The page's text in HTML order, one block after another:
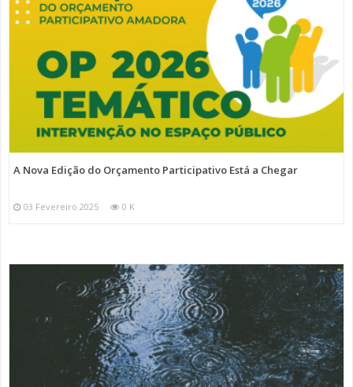
A Nova Edição do Orçamento Participativo Está a Chegar
03 Fevereiro 2025 0 K